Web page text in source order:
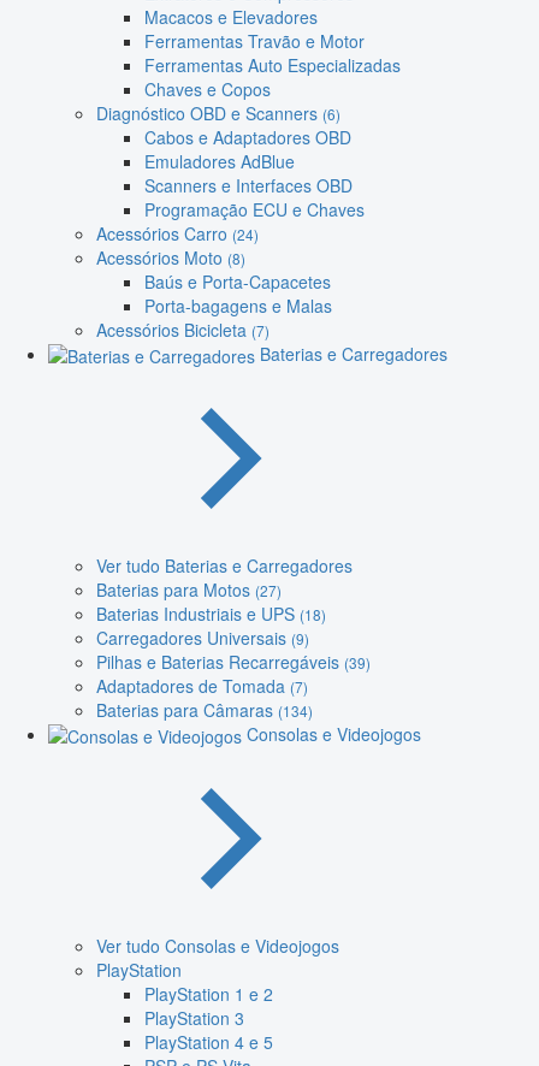
Macacos e Elevadores
Ferramentas Travão e Motor
Ferramentas Auto Especializadas
Chaves e Copos
Diagnóstico OBD e Scanners (6)
Cabos e Adaptadores OBD
Emuladores AdBlue
Scanners e Interfaces OBD
Programação ECU e Chaves
Acessórios Carro (24)
Acessórios Moto (8)
Baús e Porta-Capacetes
Porta-bagagens e Malas
Acessórios Bicicleta (7)
Baterias e Carregadores
Ver tudo Baterias e Carregadores
Baterias para Motos (27)
Baterias Industriais e UPS (18)
Carregadores Universais (9)
Pilhas e Baterias Recarregáveis (39)
Adaptadores de Tomada (7)
Baterias para Câmaras (134)
Consolas e Videojogos
Ver tudo Consolas e Videojogos
PlayStation
PlayStation 1 e 2
PlayStation 3
PlayStation 4 e 5